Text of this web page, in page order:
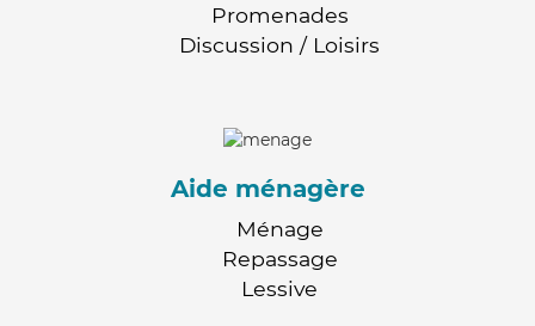
Promenades
Discussion / Loisirs
Aide ménagère
Ménage
Repassage
Lessive